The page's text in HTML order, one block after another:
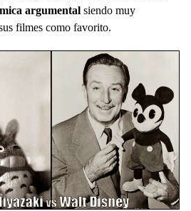
argumental siendo muy
filmes como favorito.